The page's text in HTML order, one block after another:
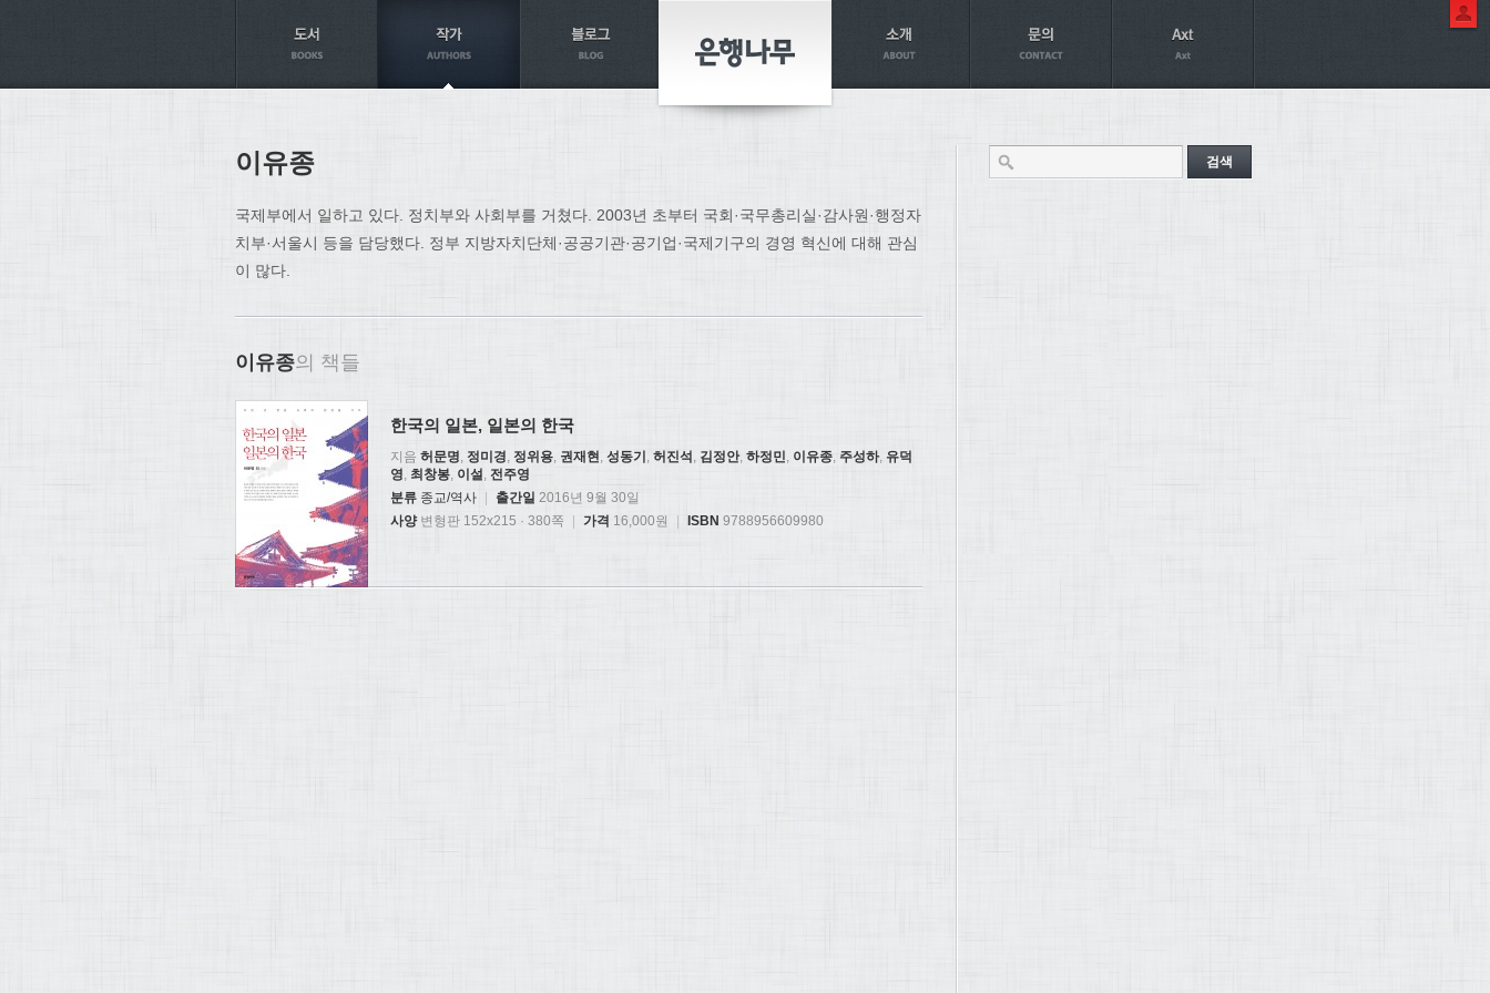
이유종
국제부에서 일하고 있다. 정치부와 사회부를 거쳤다. 2003년 초부터 국회·국무총리실·감사원·행정자
치부·서울시 등을 담당했다. 정부 지방자치단체·공공기관·공기업·국제기구의 경영 혁신에 대해 관심
이 많다.
이유종의 책들
한국의 일본, 일본의 한국
지음 허문명, 정미경, 정위용, 권재현, 성동기 , 허진석 , 김정안, 하정민, 이유종, 주성하, 유덕
영, 최창봉, 이설, 전주영
분류 종교/역사 | 출간일 2016년 9월 30일
사양변형판 152x215 · 380쪽 | 가격 16,000원 | ISBN 9788956609980